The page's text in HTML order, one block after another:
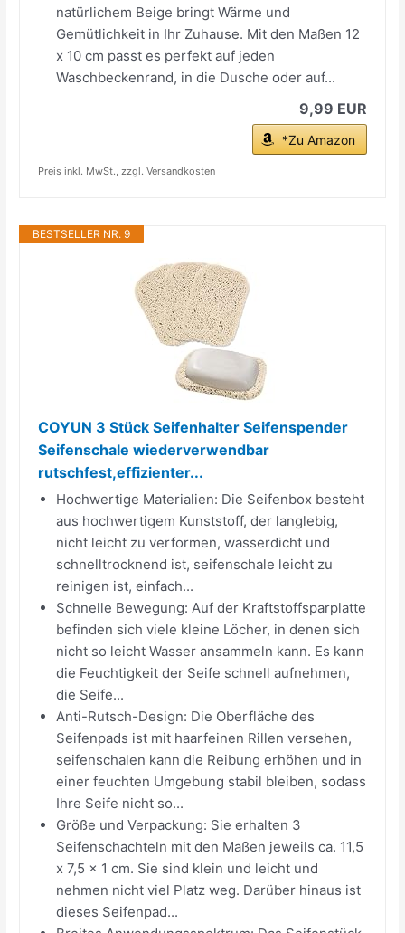
natürlichem Beige bringt Wärme und
Gemütlichkeit in Ihr Zuhause. Mit den Maßen 12
x 10 cm passt es perfekt auf jeden
Waschbeckenrand, in die Dusche oder auf...
9,99 EUR
*Zu Amazon
Preis inkl. MwSt., zzgl. Versandkosten
BESTSELLER NR. 9
COYUN 3 Stück Seifenhalter Seifenspender
Seifenschale wiederverwendbar
rutschfest,effizienter...
Hochwertige Materialien: Die Seifenbox besteht
aus hochwertigem Kunststoff, der langlebig,
nicht leicht zu verformen, wasserdicht und
schnelltrocknend ist, seifenschale leicht zu
reinigen ist, einfach...
Schnelle Bewegung: Auf der Kraftstoffsparplatte
befinden sich viele kleine Löcher, in denen sich
nicht so leicht Wasser ansammeln kann. Es kann
die Feuchtigkeit der Seife schnell aufnehmen,
die Seife...
Anti-Rutsch-Design: Die Oberfläche des
Seifenpads ist mit haarfeinen Rillen versehen,
seifenschalen kann die Reibung erhöhen und in
einer feuchten Umgebung stabil bleiben, sodass
Ihre Seife nicht so...
Größe und Verpackung: Sie erhalten 3
Seifenschachteln mit den Maßen jeweils ca. 11,5
x 7,5 x 1 cm. Sie sind klein und leicht und
nehmen nicht viel Platz weg. Darüber hinaus ist
dieses Seifenpad...